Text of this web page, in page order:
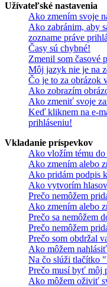
Užívateľské nastavenia
Ako zmením svoje
Ako zabránim, aby
zozname práve
Časy sú chybné!
Zmenil som časové
Môj jazyk nie je na
Čo je to za obrázok
Ako zobrazím
Ako zmeniť svoje
Keď kliknem na e-
prihláseniu!
Vkladanie príspevkov
Ako vložím tému do
Ako zmením alebo
Ako pridám podpis
Ako vytvorím
Prečo nemôžem
Ako zmením alebo
Prečo sa nemôžem
Prečo nemôžem
Prečo som obdržal
Ako môžem
Na čo slúži tlačítko
Prečo musí byť môj
Ako môžem oživiť